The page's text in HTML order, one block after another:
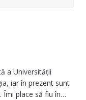
a Universității
iar în prezent sunt
Îmi place să fiu în